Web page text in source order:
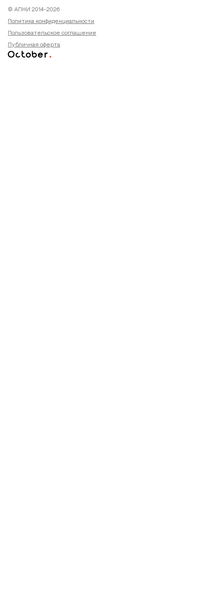
© АПНИ 2014-2026
Политика конфиденциальности
Пользовательское соглашение
Публичная оферта